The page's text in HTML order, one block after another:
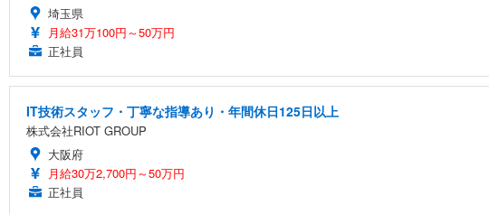
埼玉県
月給31万100円～50万円
正社員
IT技術スタッフ・丁寧な指導あり・年間休日125日以上
株式会社RIOT GROUP
大阪府
月給30万2,700円～50万円
正社員